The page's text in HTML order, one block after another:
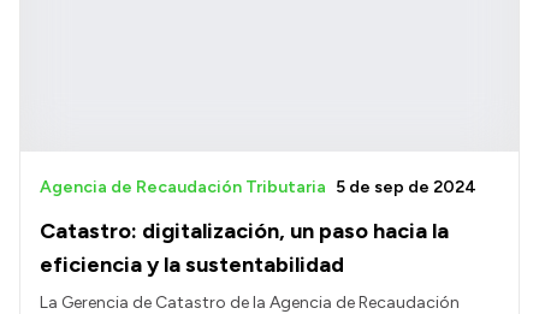
Catastro: digitalización, un paso hacia la
eficiencia y la sustentabilidad
Agencia de Recaudación Tributaria 5 de sep de 2024
La Gerencia de Catastro de la Agencia de Recaudación